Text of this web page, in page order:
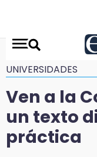
UNIVERSIDADES
Ven a la
un texto
práctica